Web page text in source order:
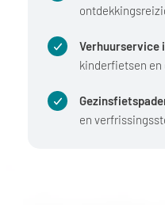
Verhuurservice
kinderfietsen en
en